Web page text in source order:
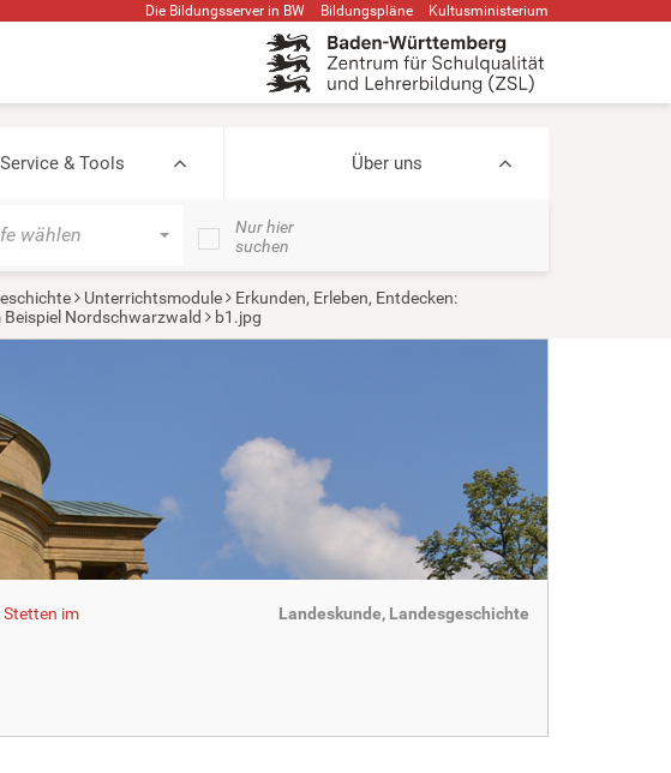
Die Bildungsserver in BW Bildungspläne Kultusministerium
Service & Tools Über uns
wählen
Nur hier
suchen
Unterrichtsmodule
Erkunden, Erleben, Entdecken:
Nordschwarzwald b1.jpg
Stetten im
Landeskunde, Landesgeschichte